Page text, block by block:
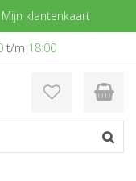
Mijn klantenkaart
t/m 18:00